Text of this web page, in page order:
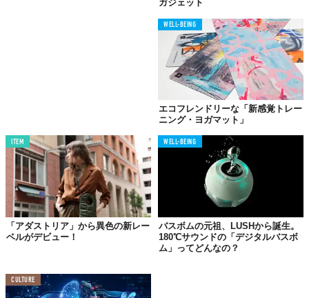
©マテル・インターナショナル株式会社
もう普通のUNOじゃ、きっと満足できなくなる！パーティーシー
「Amazon」「楽天BOOKS」にて4月中旬より販売されているみ
たいだから、気になる人はぜひチェックを！
【Amazon】https://www.amazon.co.jp/dp/B09MSB4X2G
【楽天BOOKS】
https://books.rakuten.co.jp/rb/17086383/
Top image: © マテル・インターナショナル株式会社
TABI LABO
この世界は、もっと広いはずだ。
ガジェット
WELL-BEING
エコフレンドリーな「新感覚トレー
ニング・ヨガマット」
ITEM
「アダストリア」から異色の新レー
ベルがデビュー！
WELL-BEING
バスボムの元祖、LUSHから誕生。
180℃サウンドの「デジタルバスボ
ム」ってどんなの？
CULTURE